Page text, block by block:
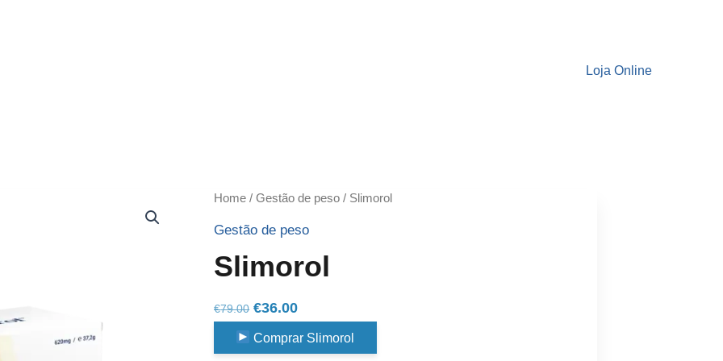
Loja Online
Home /Gestão de peso / Slimorol
Gestão de peso
Slimorol
€79.00 Original
price
was:
€36.00Current
price
is:
Comprar Slimorol